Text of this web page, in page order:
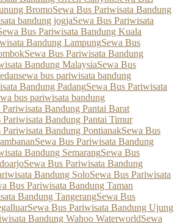
BromoSewa Bus Pariwisata Bandung
bandung jogjaSewa Bus Pariwisata
Bus Pariwisata Bandung Kuala
Bandung LampungSewa Bus
Sewa Bus Pariwisata Bandung
Bandung MalaysiaSewa Bus
sewa bus pariwisata bandung
Bandung PadangSewa Bus Pariwisata
bus pariwisata bandung
Pariwisata Bandung Pantai Barat
Pariwisata Bandung Pantai Timur
Pariwisata Bandung PontianakSewa Bus
Sewa Bus Pariwisata Bandung
Bandung SemarangSewa Bus
Sewa Bus Pariwisata Bandung
Bandung SoloSewa Bus Pariwisata
Bus Pariwisata Bandung Taman
Bandung TangerangSewa Bus
Sewa Bus Pariwisata Bandung Ujung
Bandung Wahoo WaterworldSewa